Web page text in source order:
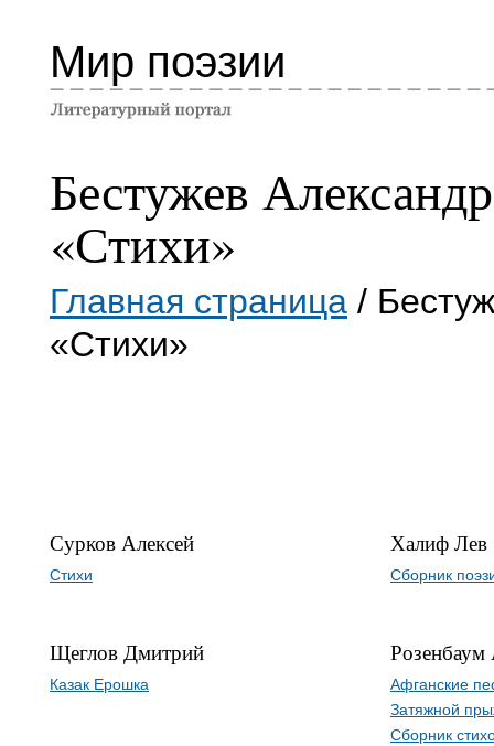
Мир поэзии
Бестужев Александр
«Стихи»
Главная страница /
«Стихи»
Сурков Алексей
Стихи
Щеглов Дмитрий
Казак Ерошка
Халиф Лев
Сборник
Розенбаум
Афганские
Затяжной
Сборник